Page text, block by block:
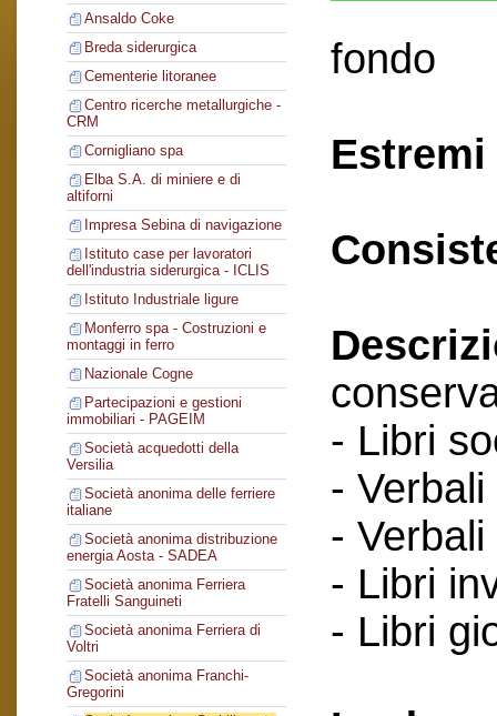
Ansaldo Coke
Breda siderurgica
Cementerie litoranee
Centro ricerche metallurgiche -
CRM
Cornigliano spa
Elba S.A. di miniere e di
altiforni
Impresa Sebina di navigazione
Istituto case per lavoratori
dell'industria siderurgica - ICLIS
Istituto Industriale ligure
Monferro spa - Costruzioni e
montaggi in ferro
Nazionale Cogne
Partecipazioni e gestioni
immobiliari - PAGEIM
Società acquedotti della
Versilia
Società anonima delle ferriere
italiane
Società anonima distribuzione
energia Aosta - SADEA
Società anonima Ferriera
Fratelli Sanguineti
Società anonima Ferriera di
Voltri
Società anonima Franchi-
Gregorini
fondo
- Libri
-
-
- Libri
- Libri